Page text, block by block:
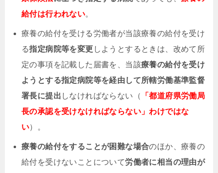
給付は行われない。
療養の給付を受ける労働者が当該療養の給付を受け
る指定病院等を変更 しようとするときは、改めて所
定の事項を記載した届書を、当該療養の給付を受け
ようとする指定病院等を経由して所轄労働基準監督
署長に提出 しなければならない（
「都道府県労働局
長の承認を受けなければならない」わけではな
い）。
療養の給付をすることが困難な場合のほか、療養の
給付を受けないことについて労働者に相当の理由が